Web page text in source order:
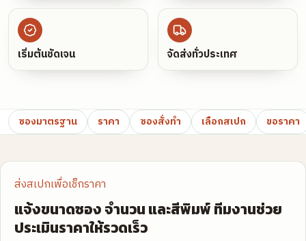
เริ่มต้นชัดเจน จัดส่งทั่วประเทศ
ซองมาตรฐาน ราคา ซองสั่งทำ เลือกสเปก ขอราคา
ส่งสเปกเพื่อเช็กราคา
แจ้งขนาดซอง จำนวน และสีพิมพ์ ทีมงานช่วย
ประเมินราคาให้รวดเร็ว